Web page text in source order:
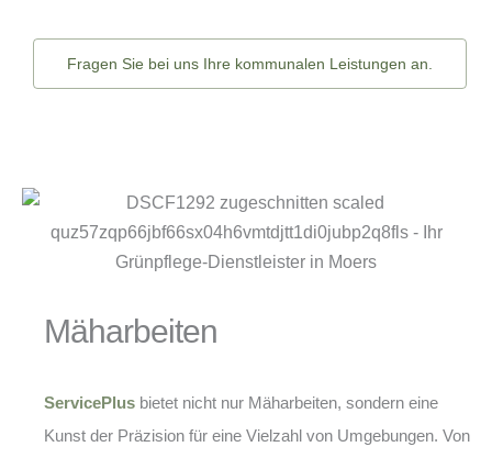
Fragen Sie bei uns Ihre kommunalen Leistungen an.
Mäharbeiten
ServicePlus bietet nicht nur Mäharbeiten, sondern eine
Kunst der Präzision für eine Vielzahl von Umgebungen. Von